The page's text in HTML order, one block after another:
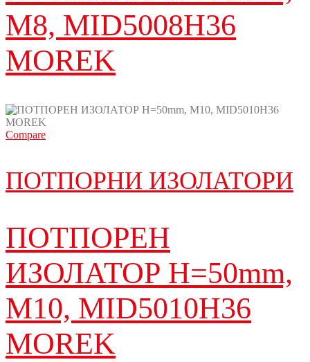
M8, MID5008H36
MOREK
Compare
ПОТПОРНИ ИЗОЛАТОРИ
ПОТПОРЕН
ИЗОЛАТОР H=50mm,
M10, MID5010H36
MOREK